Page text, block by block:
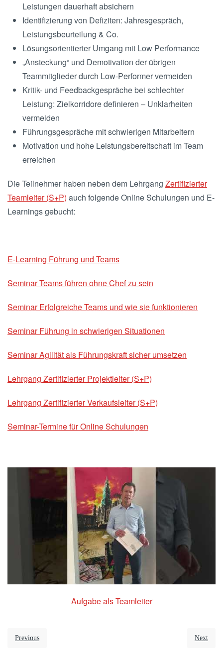
Leistungen dauerhaft absichern
Identifizierung von Defiziten: Jahresgespräch,
Leistungsbeurteilung & Co.
Lösungsorientierter Umgang mit Low Performance
„Ansteckung“ und Demotivation der übrigen
Teammitglieder durch Low-Performer vermeiden
Kritik- und Feedbackgespräche bei schlechter
Leistung: Zielkorridore definieren – Unklarheiten
vermeiden
Führungsgespräche mit schwierigen Mitarbeitern
Motivation und hohe Leistungsbereitschaft im Team
erreichen
Die Teilnehmer haben neben dem Lehrgang Zertifizierter
Teamleiter (S+P) auch folgende Online Schulungen und E-
Learnings gebucht:
E-Learning Führung und Teams
Seminar Teams führen ohne Chef zu sein
Seminar Erfolgreiche Teams und wie sie funktionieren
Seminar Führung in schwierigen Situationen
Seminar Agilität als Führungskraft sicher umsetzen
Lehrgang Zertifizierter Projektleiter (S+P)
Lehrgang Zertifizierter Verkaufsleiter (S+P)
Seminar-Termine für Online Schulungen
Aufgabe als Teamleiter
Previous Next